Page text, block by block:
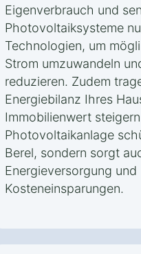
Eigenverbrauch und
Photovoltaiksysteme
Technologien, um
Strom umzuwandeln
reduzieren. Zudem
Energiebilanz Ihres
Immobilienwert
Photovoltaikanlage
Berel, sondern sorgt
Energieversorgung
Kosteneinsparungen.